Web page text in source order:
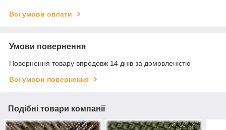
Всі умови оплати
Умови повернення
Повернення товару впродовж 14 днів за домовленістю
Всі умови повернення
Подібні товари компанії